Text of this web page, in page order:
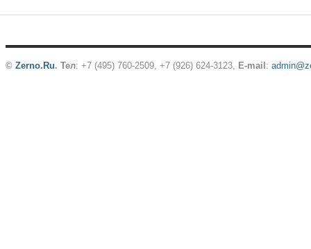
© Zerno.Ru. Тел: +7 (495) 760-2509, +7 (926) 624-3123, E-mail :